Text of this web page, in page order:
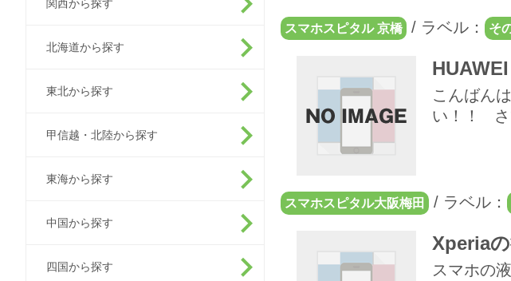
関西から探す
北海道から探す
東北から探す
甲信越・北陸から探す
東海から探す
中国から探す
四国から探す
スマホスピタル 京橋 / ラベル： そ
こんばん
い！！ さ
スマホスピタル大阪梅田 / ラベル：
Xperia
スマホの